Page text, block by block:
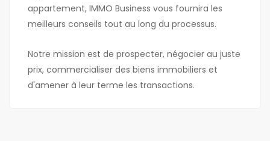
appartement, IMMO Business vous fournira les
meilleurs conseils tout au long du processus.
Notre mission est de prospecter, négocier au juste
prix, commercialiser des biens immobiliers et
d'amener à leur terme les transactions.